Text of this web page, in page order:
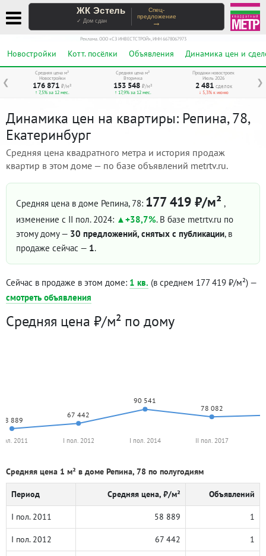
ЖК Эстель
✓ Дом сдан
Спец-
предложение
→
Реклама. ООО «СЗ ИНВЕСТСТРОЙ», ИНН 6678067973
Новостройки Котт. посёлки Объявления Динамика цен и
❮ ❯
Средняя цена м²
Новостройки
176 871 ₽/м²
↑ 7,5% за 12 мес.
Средняя цена м²
Вторичка
153 548 ₽/м²
↑ 17,9% за 12 мес.
Продажи новостроек
Июль 2026
2 481 сделок
↓ 5,3% к июню
Динамика цен на квартиры: Репина, 78,
Екатеринбург
Средняя цена квадратного метра и история продаж
квартир в этом доме — по базе объявлений metrtv.ru.
Средняя цена в доме Репина, 78: 177 419 ₽/м² ,
изменение с II пол. 2024:
+38,7%. В базе metrtv.ru по
этому дому — 30 предложений, снятых с публикации, в
продаже сейчас — 1.
Сейчас в продаже в этом доме: 1 кв. (в среднем 177 419 ₽/м²) —
смотреть объявления
Средняя цена ₽/м² по дому
58 889
67 442
90 541
78 082
2011 I пол. 2012 I пол. 2014 II пол. 2017
Средняя цена 1 м² в доме Репина, 78 по полугодиям
Период Средняя цена, ₽/м² Объявлений
I пол. 2011 58 889 1
I пол. 2012 67 442 1